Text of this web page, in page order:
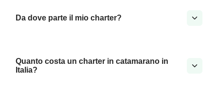
Da dove parte il mio charter?
Quanto costa un charter in catamarano in
Italia?